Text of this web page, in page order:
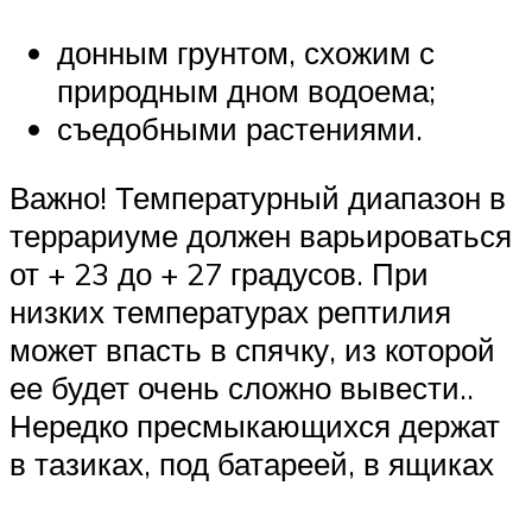
донным грунтом, схожим с
природным дном водоема;
съедобными растениями.
Важно! Температурный диапазон в
террариуме должен варьироваться
от + 23 до + 27 градусов. При
низких температурах рептилия
может впасть в спячку, из которой
ее будет очень сложно вывести..
Нередко пресмыкающихся держат
в тазиках, под батареей, в ящиках